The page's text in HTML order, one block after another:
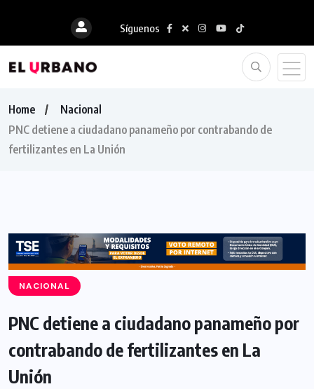
Síguenos
Home
Nacional
PNC detiene a ciudadano panameño por contrabando de
fertilizantes en La Unión
NACIONAL
PNC detiene a ciudadano panameño por
contrabando de fertilizantes en La
Unión